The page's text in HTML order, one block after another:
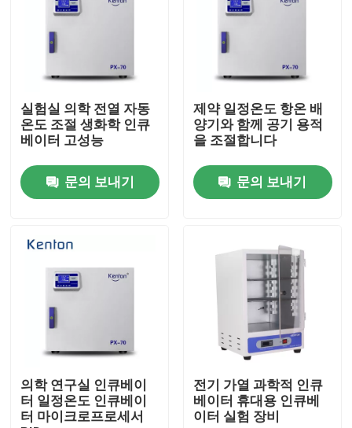
제품 소개
공장 투어
품질 관리
뉴스
모든 케이스
산업용 건조 오븐
실험실 의학 전열 자동
온도 조절 생화학 인큐
베이터 고성능
문의 보내기
제약 일정온도 항온 배
양기와 함께 공기 용적
을 조절합니다
문의 보내기
의학 연구실 인큐베이
터 일정온도 인큐베이
터 마이크로프로세서
전기 가열 과학적 인큐
베이터 휴대용 인큐베
이터 실험 장비